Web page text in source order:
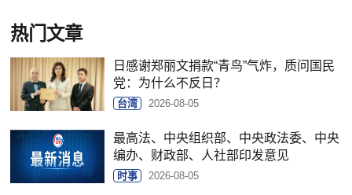
热门文章
日感谢郑丽文捐款“青鸟”气炸，质问国民
党：为什么不反日？
台湾 2026-08-05
最高法、中央组织部、中央政法委、中央
编办、财政部、人社部印发意见
时事 2026-08-05